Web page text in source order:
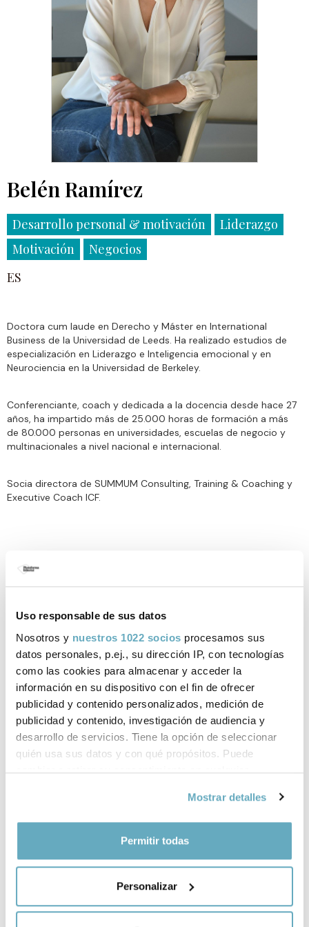
Uso responsable de sus datos
Nosotros y nuestros 1022 socios procesamos sus
datos personales, p.ej., su dirección IP, con tecnologías
como las cookies para almacenar y acceder la
información en su dispositivo con el fin de ofrecer
publicidad y contenido personalizados, medición de
publicidad y contenido, investigación de audiencia y
desarrollo de servicios. Tiene la opción de seleccionar
quién usa sus datos y con qué propósitos. Puede
cambiar o retirar su consentimiento en cualquier
Si lo permite, también quisiéramos:
geográfica que puede tener una precisión de varios
Identificar su dispositivo analizándolo activamente
Mostrar detalles
Permitir todas
Personalizar
Belén Ramírez
Desarrollo personal & motivación
Liderazgo
Motivación
Negocios
ES
Doctora cum laude en Derecho y Máster en International
Business de la Universidad de Leeds. Ha realizado estudios de
especialización en Liderazgo e Inteligencia emocional y en
Neurociencia en la Universidad de Berkeley.
Conferenciante, coach y dedicada a la docencia desde hace 27
años, ha impartido más de 25.000 horas de formación a más
de 80.000 personas en universidades, escuelas de negocio y
multinacionales a nivel nacional e internacional.
Socia directora de SUMMUM Consulting, Training & Coaching y
Executive Coach ICF.
‹ ›
¿Quieres más información
sobre nuestros
conferenciantes?
Envíanos un correo electrónico y nos